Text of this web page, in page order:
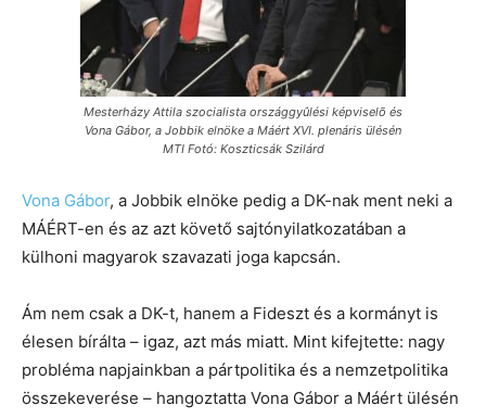
Mesterházy Attila szocialista országgyûlési képviselõ és
Vona Gábor, a Jobbik elnöke a Máért XVI. plenáris ülésén
MTI Fotó: Koszticsák Szilárd
Vona Gábor, a Jobbik elnöke pedig a DK-nak ment neki a
MÁÉRT-en és az azt követő sajtónyilatkozatában a
külhoni magyarok szavazati joga kapcsán.
Ám nem csak a DK-t, hanem a Fideszt és a kormányt is
élesen bírálta – igaz, azt más miatt. Mint kifejtette: nagy
probléma napjainkban a pártpolitika és a nemzetpolitika
összekeverése – hangoztatta Vona Gábor a Máért ülésén